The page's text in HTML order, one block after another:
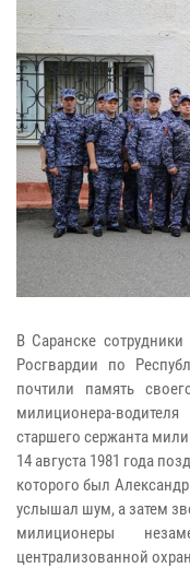
В Саранске
Росгвардии по
почтили память
милиционера-
старшего сержанта
14 августа 1981 года
которого был
услышал шум, а затем
милиционеры
централизованной